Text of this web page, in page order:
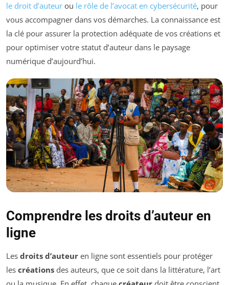
le droit d’auteur ou le rôle de l’avocat en cybersécurité, pour
vous accompagner dans vos démarches. La connaissance est
la clé pour assurer la protection adéquate de vos créations et
pour optimiser votre statut d’auteur dans le paysage
numérique d’aujourd’hui.
Comprendre les droits d’auteur en
ligne
Les droits d’auteur en ligne sont essentiels pour protéger
les créations des auteurs, que ce soit dans la littérature, l’art